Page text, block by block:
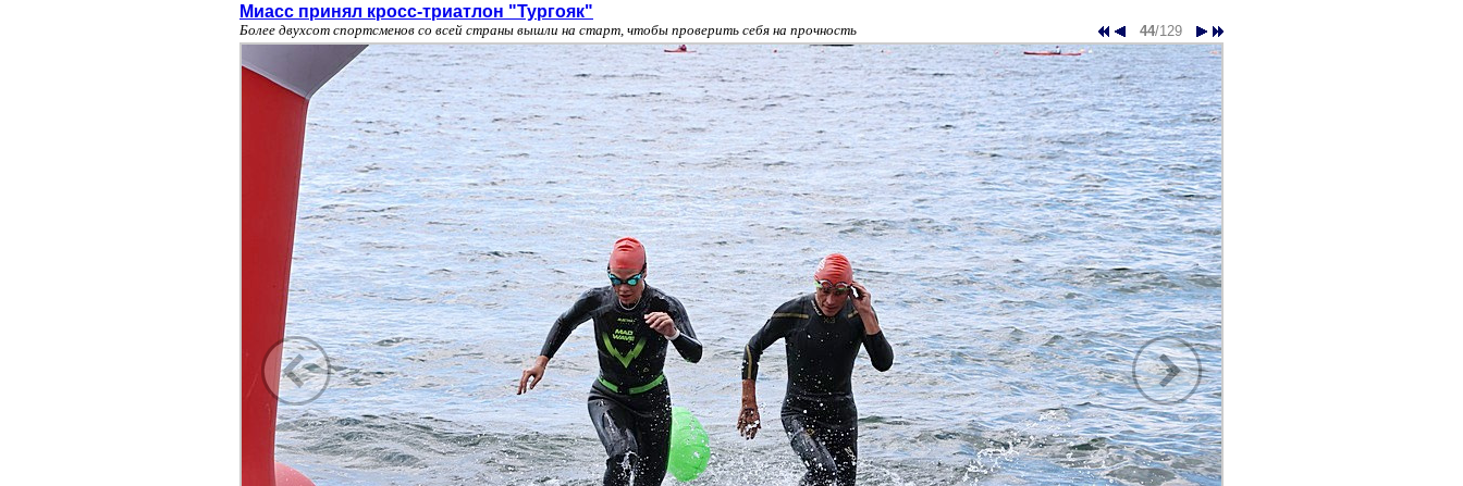
Миасс принял кросс-триатлон "Тургояк"
Более двухсот спортсменов со всей страны вышли на старт, чтобы проверить себя на прочность 44/129